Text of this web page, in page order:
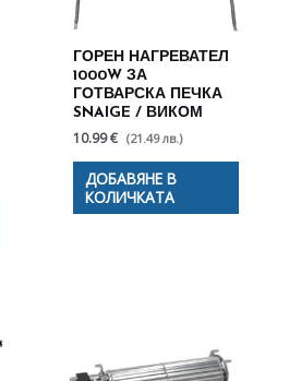
ГОРЕН НАГРЕВАТЕЛ
1000W ЗА
ГОТВАРСКА ПЕЧКА
SNAIGE / ВИКОМ
10.99 € (21.49 лв.)
ДОБАВЯНЕ В
КОЛИЧКАТА